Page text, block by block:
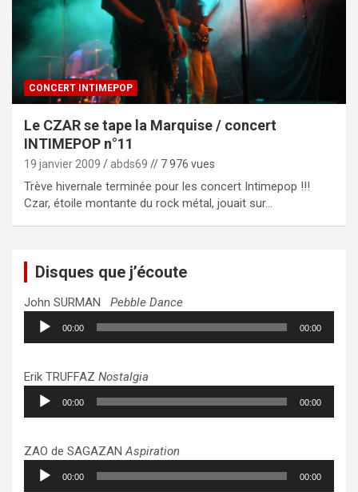
CONCERT INTIMEPOP
Le CZAR se tape la Marquise / concert
INTIMEPOP n°11
19 janvier 2009 abds69 // 7 976 vues
Trève hivernale terminée pour les concert Intimepop !!!
Czar, étoile montante du rock métal, jouait sur…
Disques que j’écoute
John SURMAN Pebble Dance
Lecteur
audio
00:00 00:00
Erik TRUFFAZ Nostalgia
Lecteur
audio
00:00 00:00
ZAO de SAGAZANAspiration
Lecteur
audio
00:00 00:00